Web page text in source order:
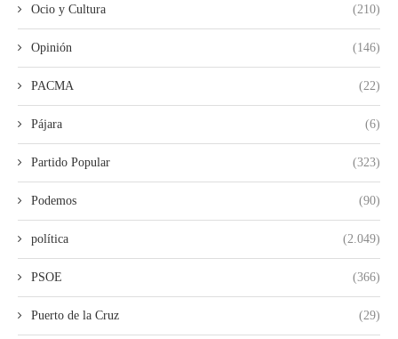
Ocio y Cultura (210)
Opinión (146)
PACMA (22)
Pájara (6)
Partido Popular (323)
Podemos (90)
política (2.049)
PSOE (366)
Puerto de la Cruz (29)